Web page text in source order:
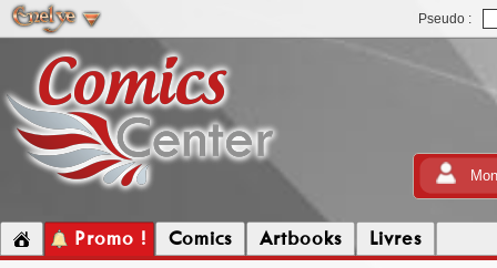
Pseudo :
Promo ! Comics Artbooks Livres